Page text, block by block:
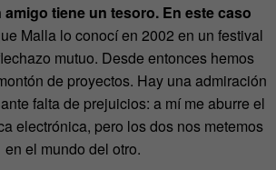
amigo tiene un tesoro. En este caso
Malla lo conocí en 2002 en un festival
mutuo. Desde entonces hemos
de proyectos. Hay una admiración
falta de prejuicios: a mí me aburre el
electrónica, pero los dos nos metemos
en el mundo del otro.